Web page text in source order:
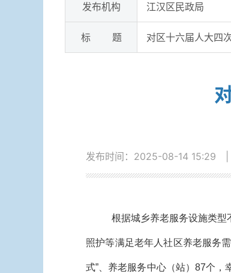
发布机构 江汉区民政局
标 题 对区十六届人大四
发布时间：2025-08-14 15:29
根据城乡养老服务设施类
照护等满足老年人社区养老服务
式”、养老服务中心（站）87个